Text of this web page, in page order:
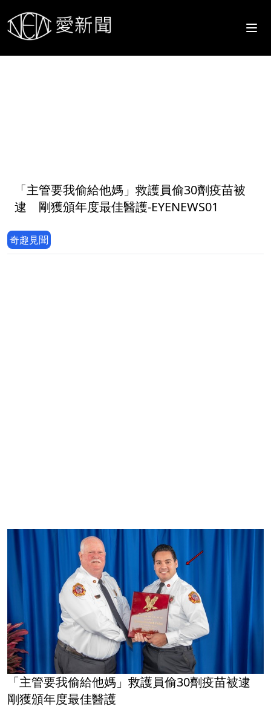
「主管要我偷給他媽」救護員偷30劑疫苗被
逮 剛獲頒年度最佳醫護-EYENEWS01
奇趣見聞
「主管要我偷給他媽」救護員偷30劑疫苗被逮
剛獲頒年度最佳醫護